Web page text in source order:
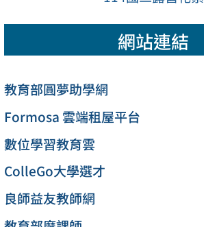
網站連結
教育部圓夢助學網
Formosa 雲端租屋平台
數位學習教育雲
ColleGo大學選才
良師益友教師網